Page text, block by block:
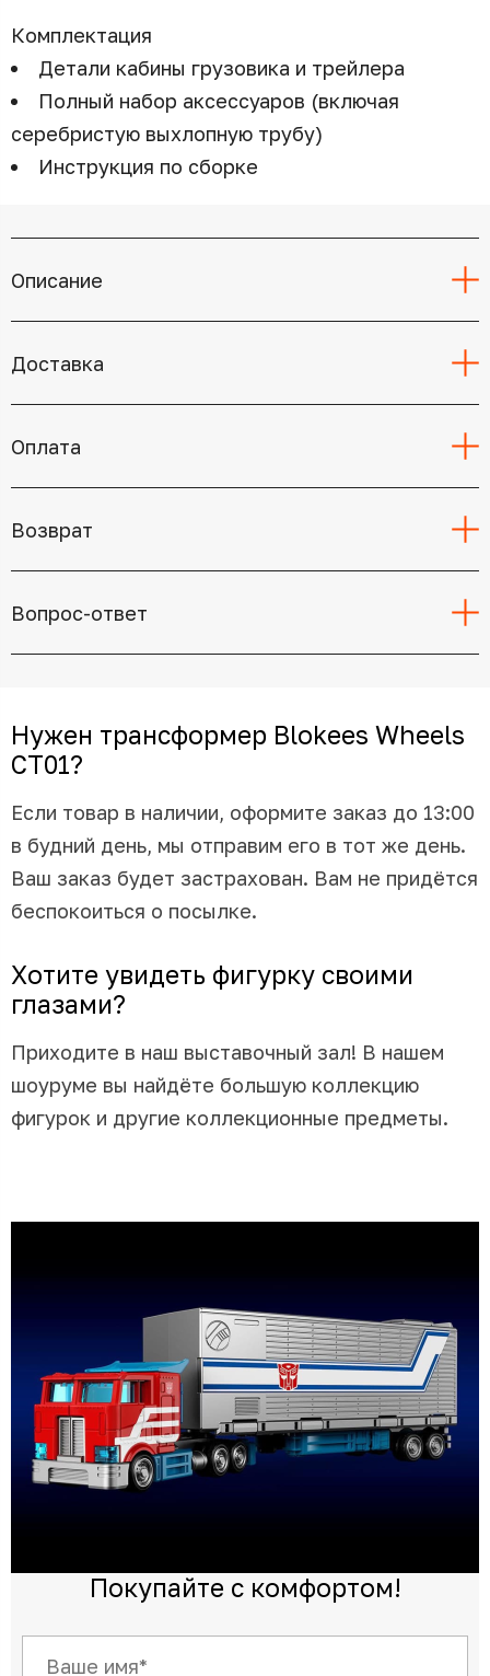
Комплектация
Детали кабины грузовика и трейлера
Полный набор аксессуаров (включая
серебристую выхлопную трубу)
Инструкция по сборке
Описание
Доставка
Оплата
Возврат
Вопрос-ответ
Нужен трансформер Blokees Wheels
CT01?
Если товар в наличии, оформите заказ до 13:00
в будний день, мы отправим его в тот же день.
Ваш заказ будет застрахован. Вам не придётся
беспокоиться о посылке.
Хотите увидеть фигурку своими
глазами?
Приходите в наш выставочный зал! В нашем
шоуруме вы найдёте большую коллекцию
фигурок и другие коллекционные предметы.
Покупайте с комфортом!